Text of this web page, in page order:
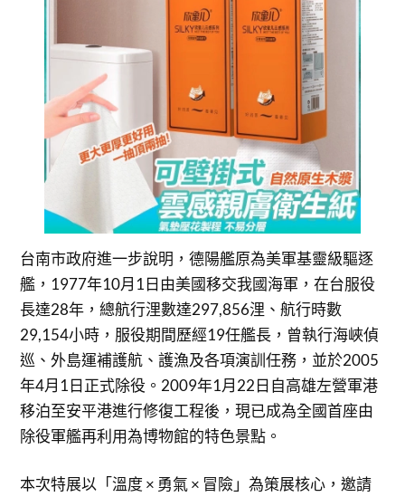
台南市政府進一步說明，德陽艦原為美軍基靈級驅逐
艦，1977年10月1日由美國移交我國海軍，在台服役
長達28年，總航行浬數達297,856浬、航行時數
29,154小時，服役期間歷經19任艦長，曾執行海峽偵
巡、外島運補護航、護漁及各項演訓任務，並於2005
年4月1日正式除役。2009年1月22日自高雄左營軍港
移泊至安平港進行修復工程後，現已成為全國首座由
除役軍艦再利用為博物館的特色景點。
本次特展以「溫度 × 勇氣 × 冒險」為策展核心，邀請